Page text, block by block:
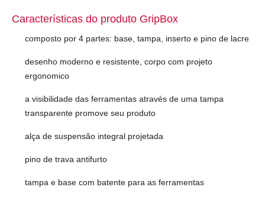
Características do produto GripBox
composto por 4 partes: base, tampa, inserto e pino de lacre
desenho moderno e resistente, corpo com projeto
ergonomico
a visibilidade das ferramentas através de uma tampa
transparente promove seu produto
alça de suspensão integral projetada
pino de trava antifurto
tampa e base com batente para as ferramentas